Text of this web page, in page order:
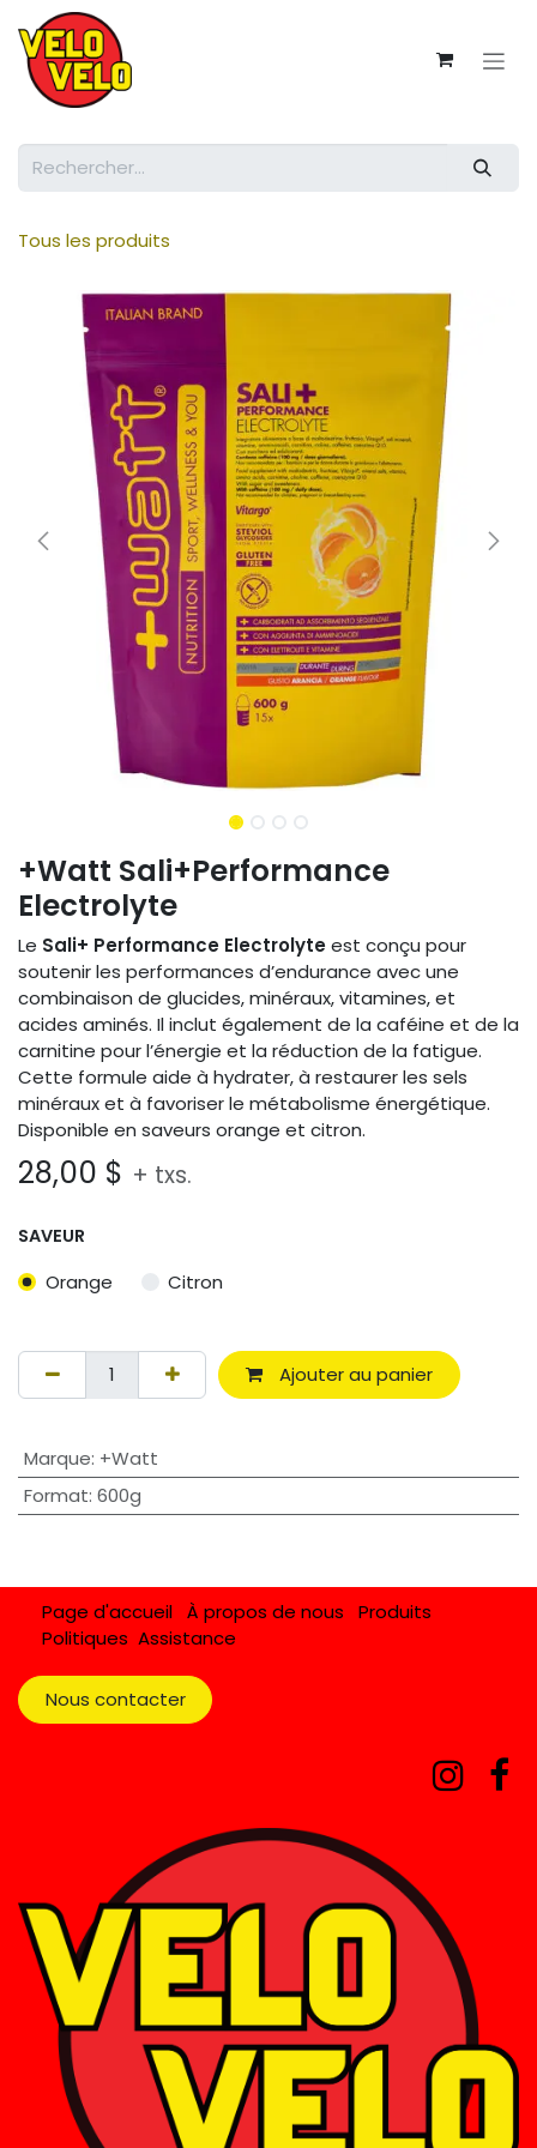
Se rendre au contenu
Tous les produits
+Watt Sali+Performance
Electrolyte
Le Sali+ Performance Electrolyteest conçu pour
soutenir les performances d’endurance avec une
combinaison de glucides, minéraux, vitamines, et
acides aminés. Il inclut également de la caféine et de la
carnitine pour l’énergie et la réduction de la fatigue.
Cette formule aide à hydrater, à restaurer les sels
minéraux et à favoriser le métabolisme énergétique.
Disponible en saveurs orange et citron.
28,00 $ + txs.
SAVEUR
Orange Citron
Ajouter au panier
Marque: +Watt
Format: 600g
Page d'accueil À propos de nous
Produits
Politiques Assistance
Nous contacter​​​​​​